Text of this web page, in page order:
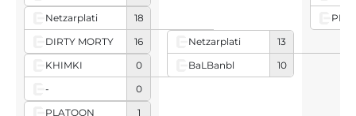
Netzarplati
18
DIRTY MORTY
16
KHIMKI
0
-
0
PLATOON
1
Netzarplati
13
BaLBanbl
10